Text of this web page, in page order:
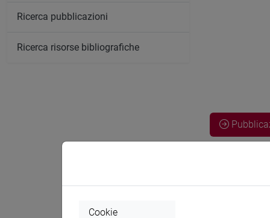
Langiano,
Ricerca pubblicazioni
Ricerca risorse bibliografiche
Cookie